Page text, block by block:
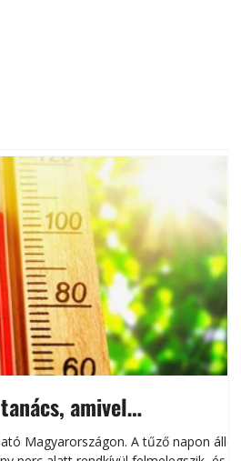
amivel
a nyári károktól
Magyarországon. A tűző napon álló